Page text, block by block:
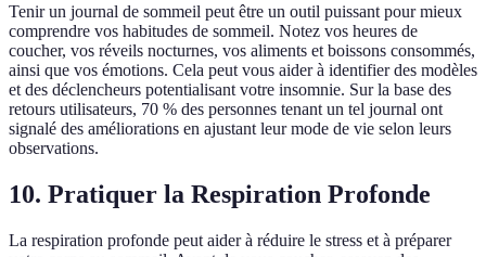
Tenir un journal de sommeil peut être un outil puissant pour mieux
comprendre vos habitudes de sommeil. Notez vos heures de
coucher, vos réveils nocturnes, vos aliments et boissons consommés,
ainsi que vos émotions. Cela peut vous aider à identifier des modèles
et des déclencheurs potentialisant votre insomnie. Sur la base des
retours utilisateurs, 70 % des personnes tenant un tel journal ont
signalé des améliorations en ajustant leur mode de vie selon leurs
observations.
10. Pratiquer la Respiration Profonde
La respiration profonde peut aider à réduire le stress et à préparer